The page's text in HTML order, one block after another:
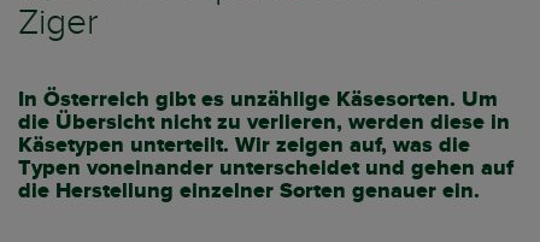
Ziger
In Österreich gibt es unzählige Käsesorten. Um
die Übersicht nicht zu verlieren, werden diese in
Käsetypen unterteilt. Wir zeigen auf, was die
Typen voneinander unterscheidet und gehen auf
die Herstellung einzelner Sorten genauer ein.